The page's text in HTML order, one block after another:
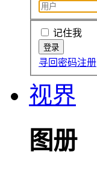
记住我
寻回密码注册
视界
图册